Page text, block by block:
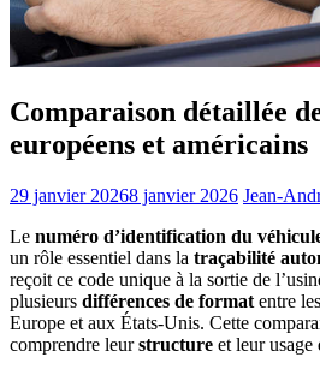
Comparaison détaillée
européens et américains
29 janvier 20268 janvier 2026 Jean-
Le numéro d’identification du
un rôle essentiel dans la traçabilité
reçoit ce code unique à la sortie de
plusieurs différences de format entre
Europe et aux États-Unis. Cette
comprendre leurstructure et leur usage